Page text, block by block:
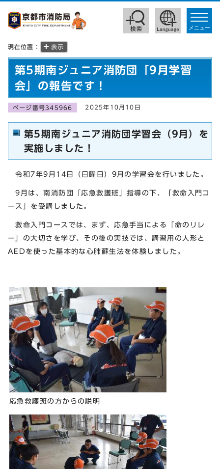
toggle
メニュー
現在位置： 表示
第5期南ジュニア消防団「9月学習
会」の報告です！
ページ番号345966 2025年10月10日
第5期南ジュニア消防団学習会（9月）を
実施しました！
令和7年9月14日（日曜日）9月の学習会を行いました。
9月は、南消防団「応急救護班」指導の下、「救命入門コ
ース」を受講しました。
救命入門コースでは、まず、応急手当による「命のリレ
ー」の大切さを学び、その後の実技では、講習用の人形と
AEDを使った基本的な心肺蘇生法を体験しました。
応急救護班の方からの説明